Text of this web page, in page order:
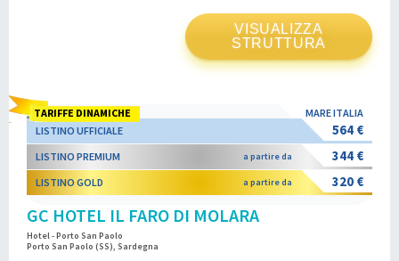
VISUALIZZA
STRUTTURA
MARE ITALIA
LISTINO UFFICIALE
564 €
LISTINO PREMIUM a partire da 344 €
LISTINO GOLD a partire da 320 €
TARIFFE DINAMICHE
GC HOTEL IL FARO DI MOLARA
Hotel - Porto San Paolo
Porto San Paolo (SS), Sardegna